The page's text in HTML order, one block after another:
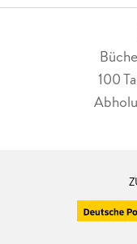
100